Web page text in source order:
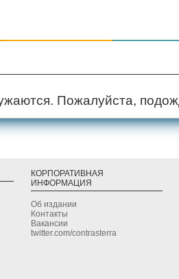
Пожалуйста,
КОРПОРАТИВНАЯ
ИНФОРМАЦИЯ
Об издании
Контакты
Вакансии
twitter.com/contrasterra